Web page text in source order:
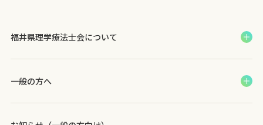
福井県理学療法士会について
一般の方へ